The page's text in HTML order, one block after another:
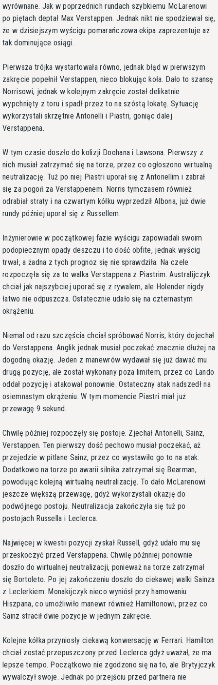
wyrównane. Jak w poprzednich rundach szybkiemu McLarenowi
po piętach deptał Max Verstappen. Jednak nikt nie spodziewał się,
że w dzisiejszym wyścigu pomarańczowa ekipa zaprezentuje aż
tak dominujące osiągi.
Pierwsza trójka wystartowała równo, jednak błąd w pierwszym
zakręcie popełnił Verstappen, nieco blokując koła. Dało to szansę
Norrisowi, jednak w kolejnym zakręcie został delikatnie
wypchnięty z toru i spadł przez to na szóstą lokatę. Sytuację
wykorzystali skrzętnie Antonelli i Piastri, goniąc dalej
Verstappena.
W tym czasie doszło do kolizji Doohana i Lawsona. Pierwszy z
nich musiał zatrzymać się na torze, przez co ogłoszono wirtualną
neutralizację. Tuż po niej Piastri uporał się z Antonellim i zabrał
się za pogoń za Verstappenem. Norris tymczasem również
odrabiał straty i na czwartym kółku wyprzedził Albona, już dwie
rundy później uporał się z Russellem.
Inżynierowie w początkowej fazie wyścigu zapowiadali swoim
podopiecznym opady deszczu i to dość obfite, jednak wyścig
trwał, a żadna z tych prognoz się nie sprawdziła. Na czele
rozpoczęła się za to walka Verstappena z Piastrim. Australijczyk
chciał jak najszybciej uporać się z rywalem, ale Holender nigdy
łatwo nie odpuszcza. Ostatecznie udało się na czternastym
okrążeniu.
Niemal od razu szczęścia chciał spróbować Norris, który dojechał
do Verstappena. Anglik jednak musiał poczekać znacznie dłużej na
dogodną okazję. Jeden z manewrów wydawał się już dawać mu
drugą pozycję, ale został wykonany poza limitem, przez co Lando
oddał pozycję i atakował ponownie. Ostateczny atak nadszedł na
osiemnastym okrążeniu. W tym momencie Piastri miał już
przewagę 9 sekund.
Chwilę później rozpoczęły się postoje. Zjechał Antonelli, Sainz,
Verstappen. Ten pierwszy dość pechowo musiał poczekać, aż
przejedzie w pitlane Sainz, przez co wystawiło go to na atak.
Dodatkowo na torze po awarii silnika zatrzymał się Bearman,
powodując kolejną wirtualną neutralizację. To dało McLarenowi
jeszcze większą przewagę, gdyż wykorzystali okazję do
podwójnego postoju. Neutralizacja zakończyła się tuż po
postojach Russella i Leclerca.
Najwięcej w kwestii pozycji zyskał Russell, gdyż udało mu się
przeskoczyć przed Verstappena. Chwilę późnniej ponownie
doszło do wirtualnej neutralizacji, ponieważ na torze zatrzymał
się Bortoleto. Po jej zakończeniu doszło do ciekawej walki Sainza
z Leclerkiem. Monakijczyk nieco wyniósł przy hamowaniu
Hiszpana, co umożliwiło manewr również Hamiltonowi, przez co
Sainz stracił dwie pozycje w jednym zakręcie.
Kolejne kółka przyniosły ciekawą konwersację w Ferrari. Hamilton
chciał zostać przepuszczony przed Leclerca gdyż uważał, że ma
lepsze tempo. Początkowo nie zgodzono się na to, ale Brytyjczyk
wywalczył swoje. Jednak po przejściu przed partnera nie